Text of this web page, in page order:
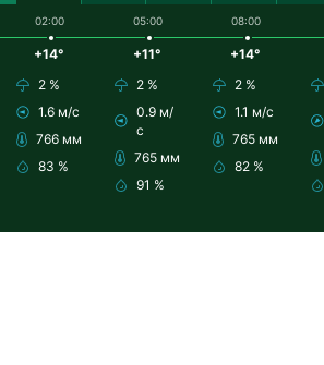
02:00
+14°
2 %
1.6 м/с
766 мм
83 %
05:00
+11°
2 %
0.9 м/
с
765 мм
91 %
08:00
+14°
2 %
1.1 м/с
765 мм
82 %